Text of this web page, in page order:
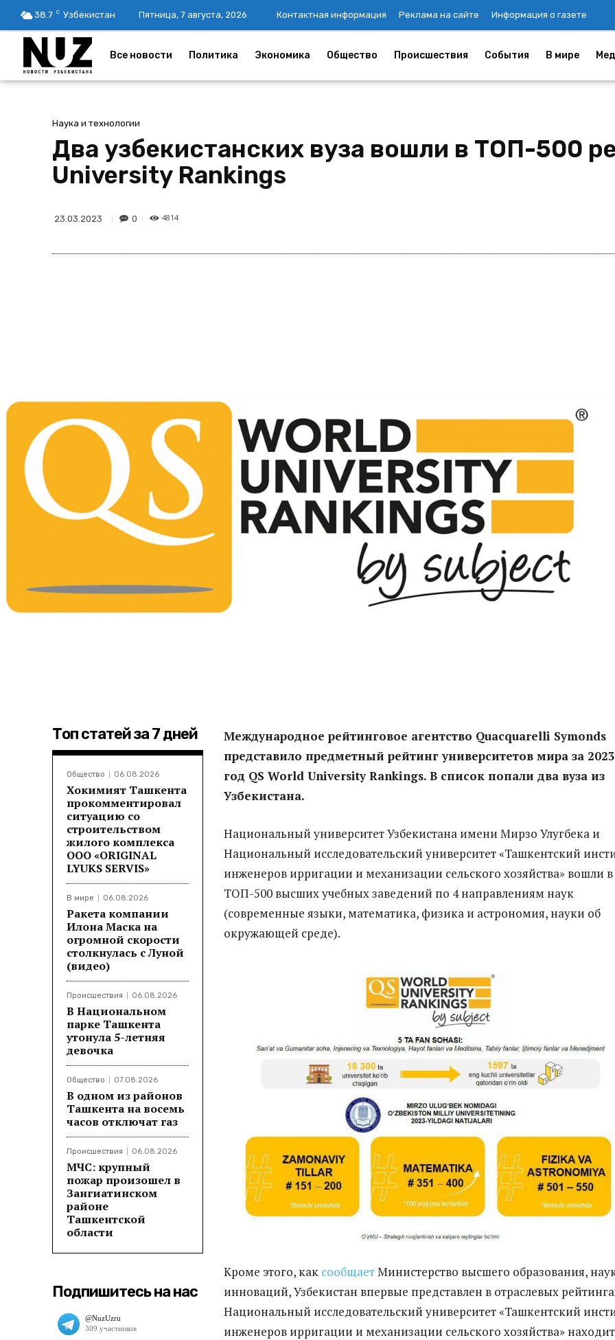
38.7 C Узбекистан Пятница, 7 августа, 2026 Контактная информация Реклама на сайте Информация о газете
Все новости Политика Экономика Общество Происшествия События В мире
Наука и технологии
Два узбекистанских вуза вошли в ТОП-500
University Rankings
23.03.2023 0 4814
Топ статей за 7 дней
Общество 06.08.2026
Хокимият Ташкента
прокомментировал
ситуацию со
строительством
жилого комплекса
ООО «ORIGINAL
LYUKS SERVIS»
В мире 06.08.2026
Ракета компании
Илона Маска на
огромной скорости
столкнулась с Луной
(видео)
Происшествия 06.08.2026
В Национальном
парке Ташкента
утонула 5-летняя
девочка
Общество 07.08.2026
В одном из районов
Ташкента на восемь
часов отключат газ
Происшествия 06.08.2026
МЧС: крупный
пожар произошел в
Зангиатинском
районе
Ташкентской
области
Подпишитесь на нас
Международное рейтинговое агентство Quacquarelli Symonds
представило предметный рейтинг университетов мира за 2023
год QS World University Rankings. В список попали два вуза из
Узбекистана.
Национальный университет Узбекистана имени Мирзо Улугбека и
Национальный исследовательский университет «Ташкентский
инженеров ирригации и механизации сельского хозяйства» вошли в
ТОП-500 высших учебных заведений по 4 направлениям наук
(современные языки, математика, физика и астрономия, науки об
окружающей среде).
Кроме этого, как сообщаетМинистерство высшего образования,
инноваций, Узбекистан впервые представлен в отраслевых
Национальный исследовательский университет «Ташкентский
инженеров ирригации и механизации сельского хозяйства»